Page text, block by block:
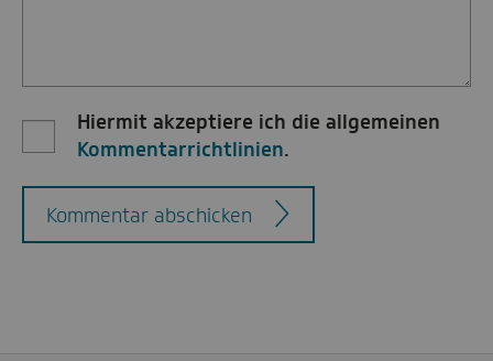
Hiermit akzeptiere ich die allgemeinen
Kommentarrichtlinien.
Kommentar abschicken